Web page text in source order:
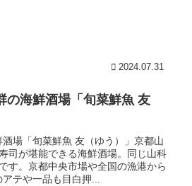
2024.07.31
の海鮮酒場「旬菜鮮魚 友
場「旬菜鮮魚 友（ゆう）」京都山
司が堪能できる海鮮酒場。同じ山科
す。京都中央市場や全国の漁港から
テや一品も目白押...